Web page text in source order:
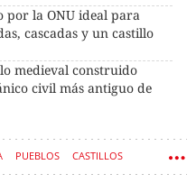
por la ONU ideal para
cascadas y un castillo
medieval construido
civil más antiguo de
PUEBLOS CASTILLOS